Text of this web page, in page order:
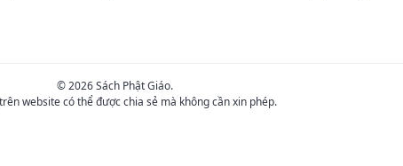
© 2026 Sách Phật Giáo.
website có thể được chia sẻ mà không cần xin phép.